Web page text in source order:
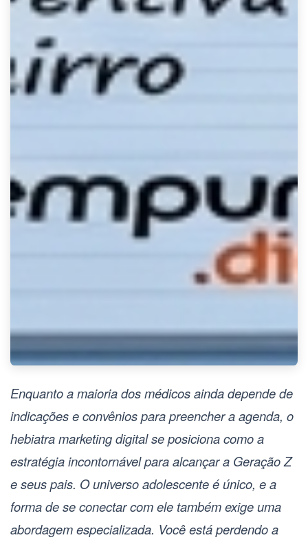
Enquanto a maioria dos médicos ainda depende de
indicações e convênios para preencher a agenda, o
hebiatra marketing digitalse posiciona como a
estratégia incontornável para alcançar a Geração Z
e seus pais. O universo adolescente é único, e a
forma de se conectar com ele também exige uma
abordagem especializada. Você está perdendo a